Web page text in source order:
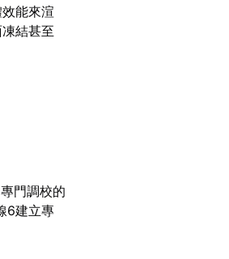
能來渲
結甚至
門調校的
6建立專